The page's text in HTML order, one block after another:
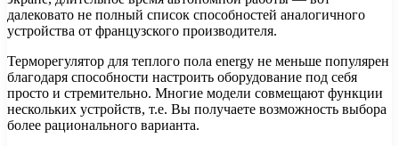
далековато не полный список способностей аналогичного
устройства от французского производителя.
Терморегулятор для теплого пола energy не меньше популярен
благодаря способности настроить оборудование под себя
просто и стремительно. Многие модели совмещают функции
нескольких устройств, т.е. Вы получаете возможность выбора
более рационального варианта.